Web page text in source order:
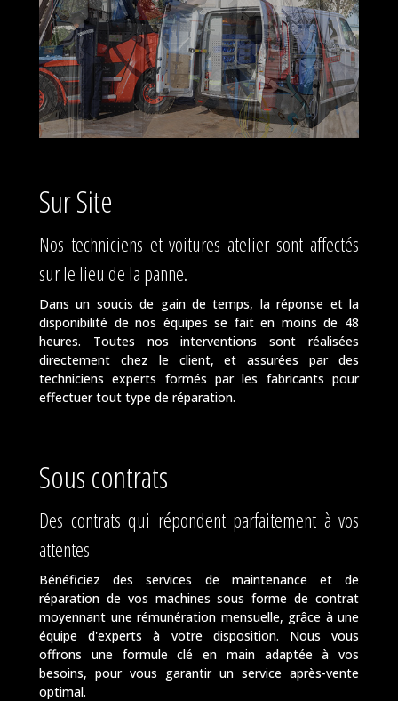
Sur Site
Nos techniciens et voitures atelier sont affectés
sur le lieu de la panne.
Dans un soucis de gain de temps, la réponse et la
disponibilité de nos équipes se fait en moins de 48
heures. Toutes nos interventions sont réalisées
directement chez le client, et assurées par des
techniciens experts formés par les fabricants pour
effectuer tout type de réparation.
Sous contrats
Des contrats qui répondent parfaitement à vos
attentes
Bénéficiez des services de maintenance et de
réparation de vos machines sous forme de contrat
moyennant une rémunération mensuelle, grâce à une
équipe d'experts à votre disposition. Nous vous
offrons une formule clé en main adaptée à vos
besoins, pour vous garantir un service après-vente
optimal.